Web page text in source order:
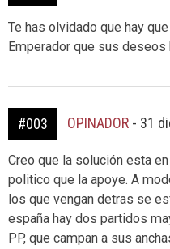
Te has olvidado que hay
Emperador que sus deseos
#003 OPINADOR - 31
Creo que la solución esta
politico que la apoye. A
los que vengan detras se
españa hay dos partidos
PP, que campan a sus